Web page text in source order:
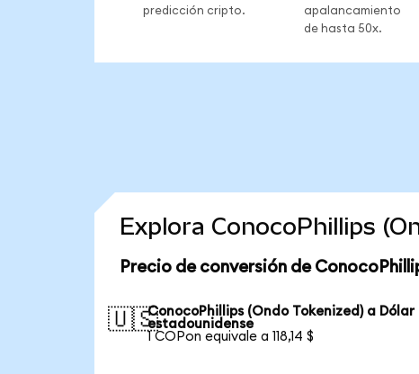
predicción cripto.
apalancamiento
de hasta 50x.
Explora ConocoPhillips
Precio de conversión de
🇺🇸ConocoPhillips (Ondo Tokenized) a Dólar
estadounidense
1 COPon equivale a 118,14 $